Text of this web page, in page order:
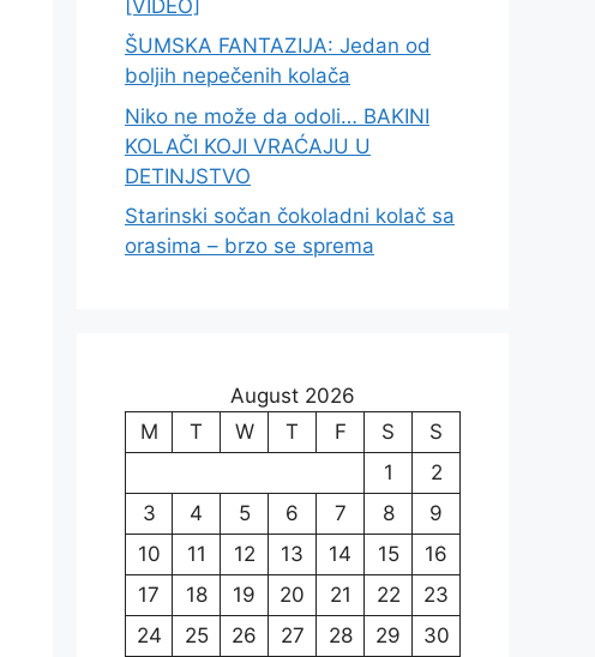
[VIDEO]
ŠUMSKA FANTAZIJA: Jedan od
boljih nepečenih kolača
Niko ne može da odoli… BAKINI
KOLAČI KOJI VRAĆAJU U
DETINJSTVO
Starinski sočan čokoladni kolač sa
orasima – brzo se sprema
August 2026
M
T W T F S
S
1
2
3
4 5 6 7 8
9
10
11 12 13 14 15
16
17
18 19 20 21 22
23
24
25 26 27 28 29
30